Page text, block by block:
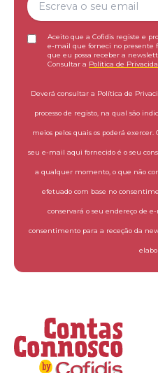
Aceito que a Cofidis registe e
e-mail que forneci no presente
que eu possa receber a
Consultar a Política de
Deverá consultar a Política de
processo de registo, na qual são
meios pelos quais os poderá
seu e-mail aqui fornecido é o seu
a qualquer momento, o que não
efetuado com base no
conservará o seu endereço de
consentimento para a receção da